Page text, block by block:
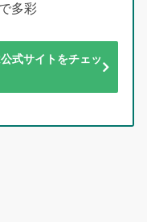
多彩
式サイトをチェッ